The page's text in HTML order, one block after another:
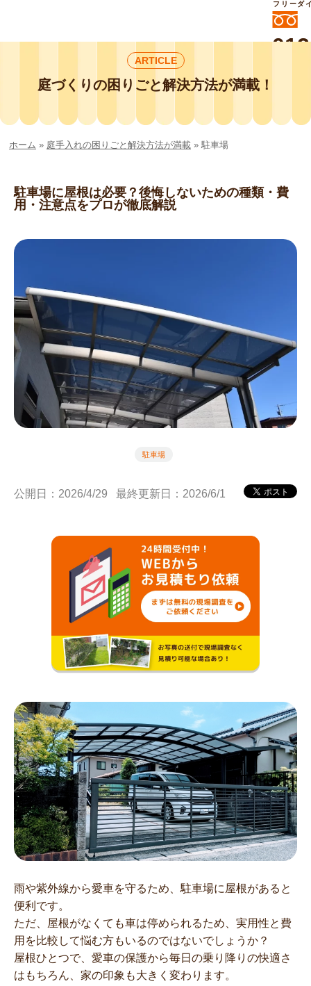
外構工事や庭リフォームは庭づくり業界
No.1チェーン店の
任せください！
フリーダ
ARTICLE
庭づくりの困りごと解決方法が満載！
ホーム » 庭手入れの困りごと解決方法が満載 » 駐車場
駐車場に屋根は必要？後悔しないための種類・費
用・注意点をプロが徹底解説
駐車場
公開日：2026/4/29 最終更新日：2026/6/1
雨や紫外線から愛車を守るため、駐車場に屋根があると
便利です。
ただ、屋根がなくても車は停められるため、実用性と費
用を比較して悩む方もいるのではないでしょうか？
屋根ひとつで、愛車の保護から毎日の乗り降りの快適さ
はもちろん、家の印象も大きく変わります。